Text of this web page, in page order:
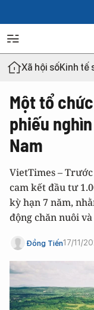
Xã hội sốKinh tế
Một tổ
phiếu
Nam
VietTimes –
cam kết đầu tư
kỳ hạn 7 năm,
động chăn nuôi
Đồng Tiến17/11/